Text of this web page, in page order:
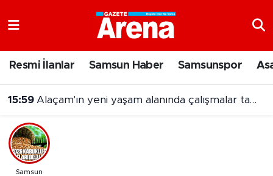
Resmi İlanlar Samsun Haber Samsunspor
15:59 Alaçam'ın yeni yaşam alanında çalışmalar tamamlandı
Samsun
Samsun Namaz Vakitleri
Trafik Durumu
Süper Lig Puan Durumu ve Fikstür